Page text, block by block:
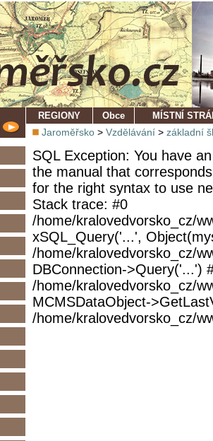
REGIONY Obce MÍSTNÍ
Jaroměřsko > Vzdělávání > základní
SQL Exception: You have
the manual that
for the right syntax to use
Stack trace: #0
/home/kralovedvorsko_cz/
xSQL_Query('...',
/home/kralovedvorsko_cz/
DBConnection->Query('...')
/home/kralovedvorsko_cz/
MCMSDataObject-
/home/kralovedvorsko_cz/